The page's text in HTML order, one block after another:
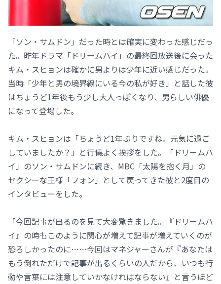
「ソン・サムドン」だった時とは確実に変わった感じだっ
た。昨年ドラマ「ドリームハイ」の最終回放送後に会った
キム・スヒョンは確かに男よりは少年に近い感じだった。
当時「少年と男の境界線にいる今の私が好き」と話した彼
はちょうど1年後もう少し大人っぽくなり、男らしい俳優
になって登場した。
キム・スヒョンは「ちょうど1年ぶりですね。元気に過ご
していましたか？」と行儀よく挨拶をした。「ドリームハ
イ」のソン・サムドンに続き、MBC「太陽を抱く月」の
セクシーな王様「フォン」として戻ってきた彼と2度目の
インタビューをした。
「今回記事が出るのを見て大変驚きました。『ドリームハ
イ』の時もこのように関心が増えて記事が増えていくのが
恐ろしかったのに……今回はマネジャーさんが『あなたは
もう倒れただけで記事が出るくらいの人だから、いつも行
動や言葉には注意していかなければならない』と言うほど